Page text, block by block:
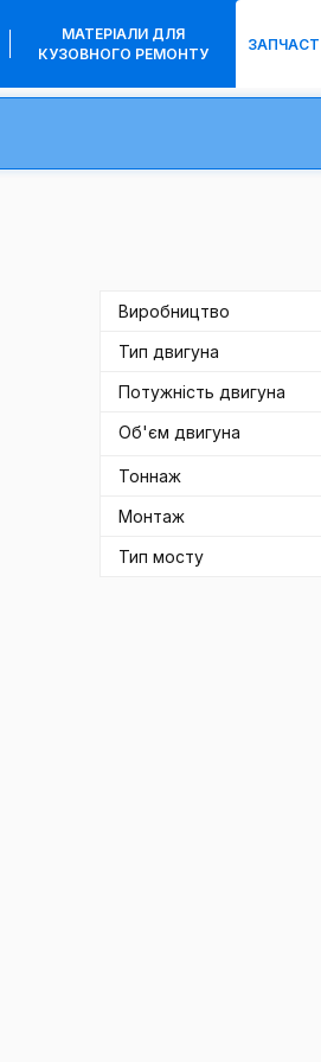
МАТЕРІАЛИ ДЛЯ
КУЗОВНОГО РЕМОНТУ
Виробництво
Тип двигуна
Потужність двигуна
Об'єм двигуна
Тоннаж
Монтаж
Тип мосту